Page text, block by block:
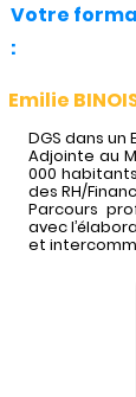
Votre
:
Emilie
DGS dans un
Adjointe au
000
des RH/
Parcours
avec
et